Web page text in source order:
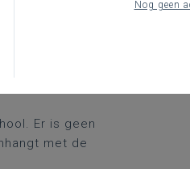
Er is geen
met de
Nog geen